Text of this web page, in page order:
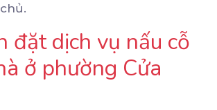
đặt dịch vụ nấu cỗ
ở phường Cửa